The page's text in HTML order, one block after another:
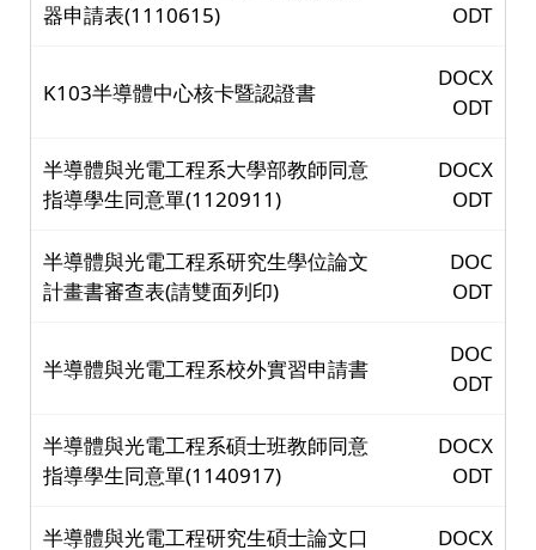
器申請表(1110615)
ODT
K103半導體中心核卡暨認證書
DOCX
ODT
半導體與光電工程系大學部教師同意
指導學生同意單(1120911)
DOCX
ODT
半導體與光電工程系研究生學位論文
計畫書審查表(請雙面列印)
DOC
ODT
半導體與光電工程系校外實習申請書
DOC
ODT
半導體與光電工程系碩士班教師同意
指導學生同意單(1140917)
DOCX
ODT
半導體與光電工程研究生碩士論文口
DOCX